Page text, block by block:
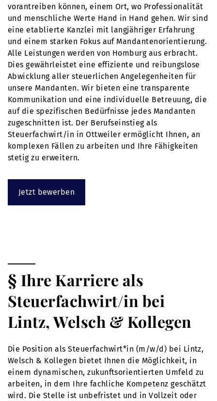
vorantreiben können, einem Ort, wo Professionalität
und menschliche Werte Hand in Hand gehen. Wir sind
eine etablierte Kanzlei mit langjähriger Erfahrung
und einem starken Fokus auf Mandantenorientierung.
Alle Leistungen werden von Homburg aus erbracht.
Dies gewährleistet eine effiziente und reibungslose
Abwicklung aller steuerlichen Angelegenheiten für
unsere Mandanten. Wir bieten eine transparente
Kommunikation und eine individuelle Betreuung, die
auf die spezifischen Bedürfnisse jedes Mandanten
zugeschnitten ist. Der Berufseinstieg als
Steuerfachwirt/in in Ottweiler ermöglicht Ihnen, an
komplexen Fällen zu arbeiten und Ihre Fähigkeiten
stetig zu erweitern.
Jetzt bewerben
§ Ihre Karriere als
Steuerfachwirt/in bei
Lintz, Welsch & Kollegen
Die Position als Steuerfachwirt*in (m/w/d) bei Lintz,
Welsch & Kollegen bietet Ihnen die Möglichkeit, in
einem dynamischen, zukunftsorientierten Umfeld zu
arbeiten, in dem Ihre fachliche Kompetenz geschätzt
wird. Die Stelle ist unbefristet und in Vollzeit oder